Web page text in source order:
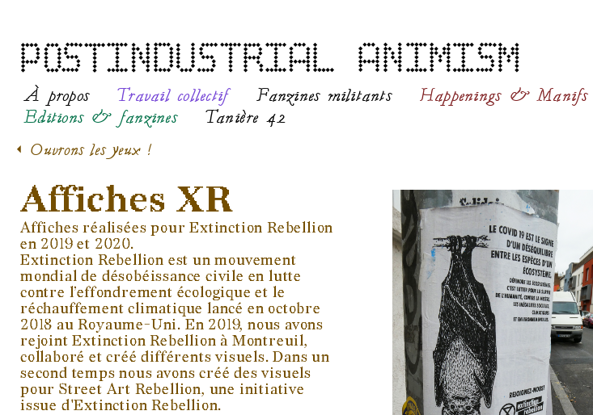
À propos Travail collectif Fanzines militants Happenings & Manifs
Editions & fanzines
Tanière 42
< Ouvrons les yeux !
Affiches XR
Affiches réalisées pour Extinction Rebellion
en 2019 et 2020.
Extinction Rebellion est un mouvement
mondial de désobéissance civile en lutte
contre l’effondrement écologique et le
réchauffement climatique lancé en octobre
2018 au Royaume-Uni. En 2019, nous avons
rejoint Extinction Rebellion à Montreuil,
collaboré et créé différents visuels. Dans un
second temps nous avons créé des visuels
pour Street Art Rebellion, une initiative
issue d'Extinction Rebellion.